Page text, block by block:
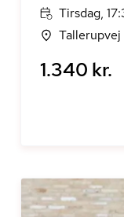
Tirsdag,
Tallerupvej
1.340 kr.